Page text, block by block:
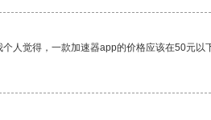
人觉得，一款加速器app的价格应该在50元以